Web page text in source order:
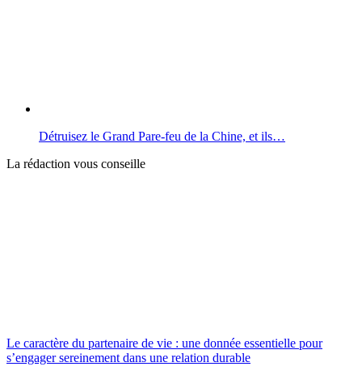
Détruisez le Grand Pare-feu de la Chine, et ils…
La rédaction vous conseille
Le caractère du partenaire de vie : une donnée essentielle pour
s’engager sereinement dans une relation durable